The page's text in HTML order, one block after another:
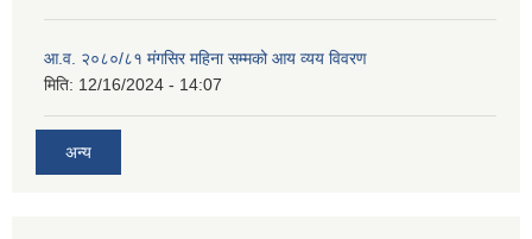
आ.व. २०८०/८१ मंगसिर महिना सम्मको आय व्यय विवरण
मिति: 12/16/2024 - 14:07
अन्य